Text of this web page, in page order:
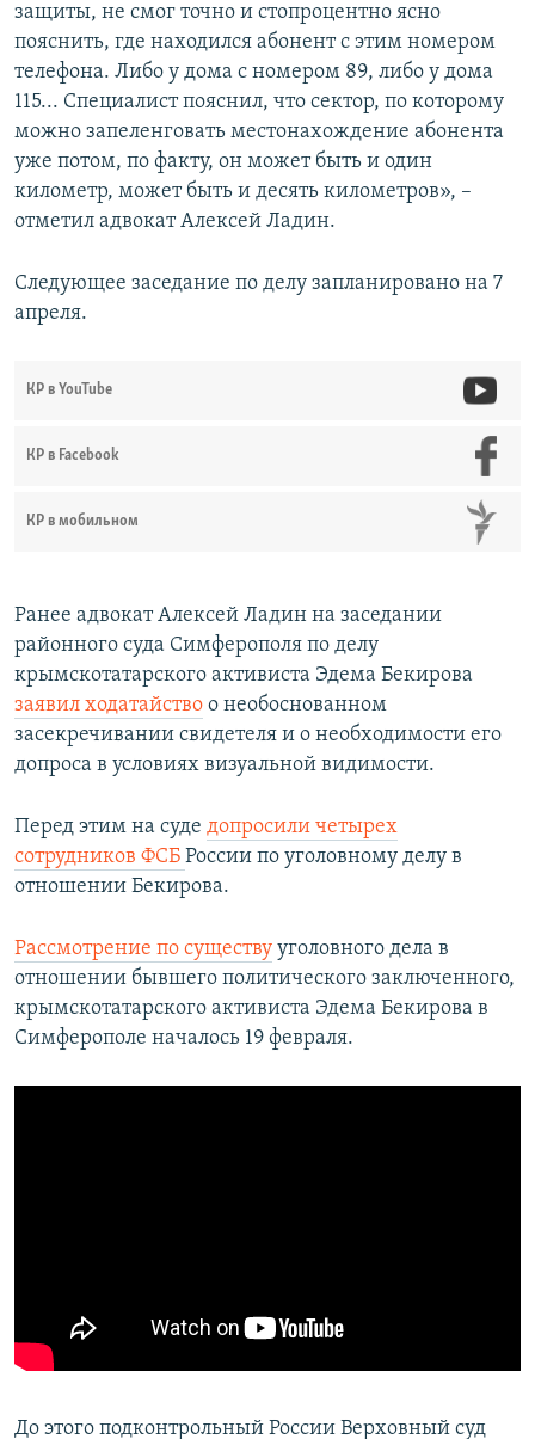
защиты, не смог точно и стопроцентно ясно
пояснить, где находился абонент с этим номером
телефона. Либо у дома с номером 89, либо у дома
115... Специалист пояснил, что сектор, по которому
можно запеленговать местонахождение абонента
уже потом, по факту, он может быть и один
километр, может быть и десять километров», –
отметил адвокат Алексей Ладин.
Следующее заседание по делу запланировано на 7
апреля.
КР в YouTube
КР в Facebook
КР в мобильном
Ранее адвокат Алексей Ладин на заседании
районного суда Симферополя по делу
крымскотатарского активиста Эдема Бекирова
заявил ходатайство о необоснованном
засекречивании свидетеля и о необходимости его
допроса в условиях визуальной видимости.
Перед этим на суде допросили четырех
сотрудников ФСБ России по уголовному делу в
отношении Бекирова.
Рассмотрение по существу уголовного дела в
отношении бывшего политического заключенного,
крымскотатарского активиста Эдема Бекирова в
Симферополе началось 19 февраля.
До этого подконтрольный России Верховный суд